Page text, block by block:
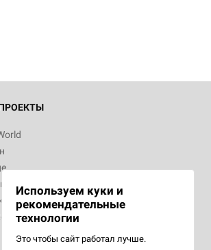
Используем куки и
рекомендательные
технологии
Это чтобы сайт работал лучше.